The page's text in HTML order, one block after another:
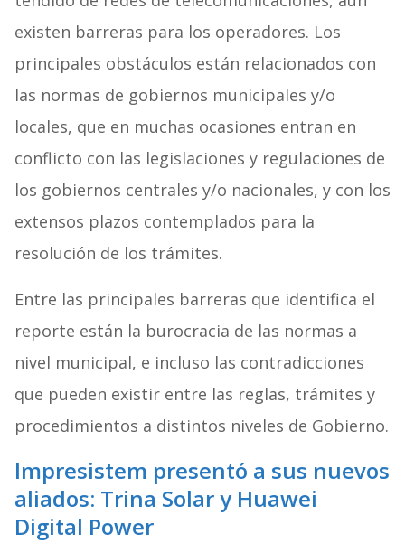
existen barreras para los operadores. Los
principales obstáculos están relacionados con
las normas de gobiernos municipales y/o
locales, que en muchas ocasiones entran en
conflicto con las legislaciones y regulaciones de
los gobiernos centrales y/o nacionales, y con los
extensos plazos contemplados para la
resolución de los trámites.
Entre las principales barreras que identifica el
reporte están la burocracia de las normas a
nivel municipal, e incluso las contradicciones
que pueden existir entre las reglas, trámites y
procedimientos a distintos niveles de Gobierno.
Impresistem presentó a sus nuevos
aliados: Trina Solar y Huawei
Digital Power